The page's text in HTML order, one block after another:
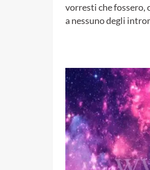
vorresti che fossero,
a nessuno degli